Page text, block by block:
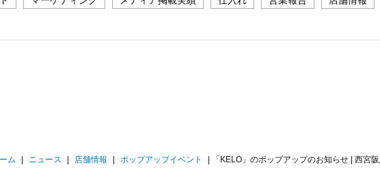
ム ニュース 店舗情報 ポップアップイベント 「KELO」のポップアップのお知らせ | 西宮